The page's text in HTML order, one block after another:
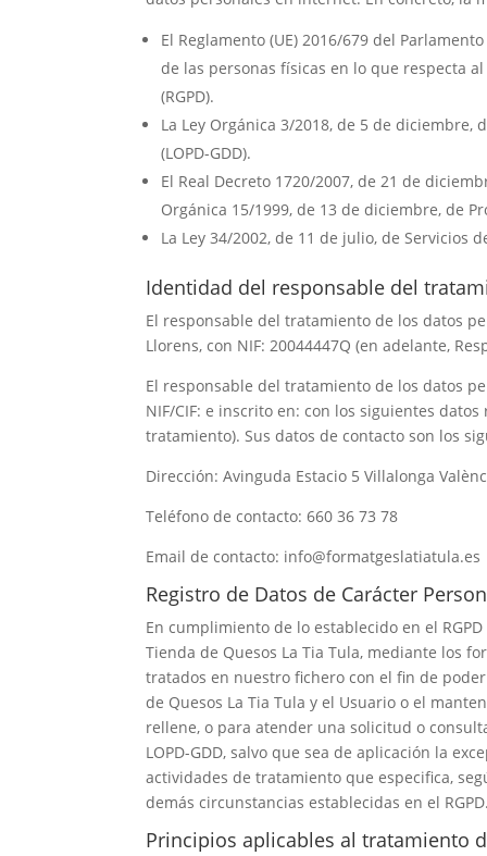
El Reglamento (UE) 2016/679 del
de las personas físicas en lo que respecta
(RGPD).
La Ley Orgánica 3/2018, de 5 de
(LOPD-GDD).
El Real Decreto 1720/2007, de 21 de
Orgánica 15/1999, de 13 de diciembre, de
La Ley 34/2002, de 11 de julio, de Servicios
Identidad del responsable del
El responsable del tratamiento de los datos
Llorens, con NIF:20044447Q (en adelante,
El responsable del tratamiento de los datos
NIF/CIF: e inscrito en: con los siguientes
tratamiento). Sus datos de contacto son los
Dirección:Avinguda Estacio 5 Villalonga
Teléfono de contacto:660 36 73 78
Email de contacto: info@formatgeslatiatula.es
Registro de Datos de Carácter
En cumplimiento de lo establecido en el
Tienda de Quesos La Tia Tula, mediante los
tratados en nuestro fichero con el fin de
de Quesos La Tia Tula y el Usuario o el
rellene, o para atender una solicitud o
LOPD-GDD, salvo que sea de aplicación la
actividades de tratamiento que especifica,
demás circunstancias establecidas en el
Principios aplicables al tratamiento